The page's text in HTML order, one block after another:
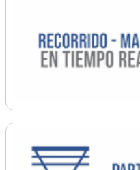
Ordenamiento
Promoción Social
Salud
Secretaría General